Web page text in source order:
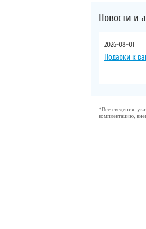
Новости и
2026-08-01
Подарки к
*Все сведения,
комплектацию,